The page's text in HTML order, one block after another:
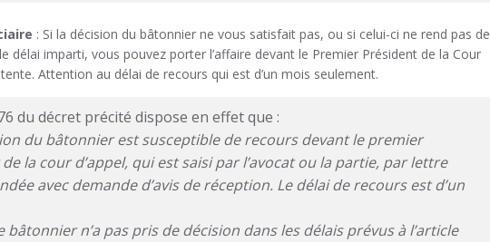
: Si la décision du bâtonnier ne vous satisfait pas, ou si celui-ci ne rend pas de
délai imparti, vous pouvez porter l’affaire devant le Premier Président de la Cour
Attention au délai de recours qui est d’un mois seulement.
du décret précité dispose en effet que :
du bâtonnier est susceptible de recours devant le premier
la cour d’appel, qui est saisi par l’avocat ou la partie, par lettre
avec demande d’avis de réception. Le délai de recours est d’un
bâtonnier n’a pas pris de décision dans les délais prévus à l’article